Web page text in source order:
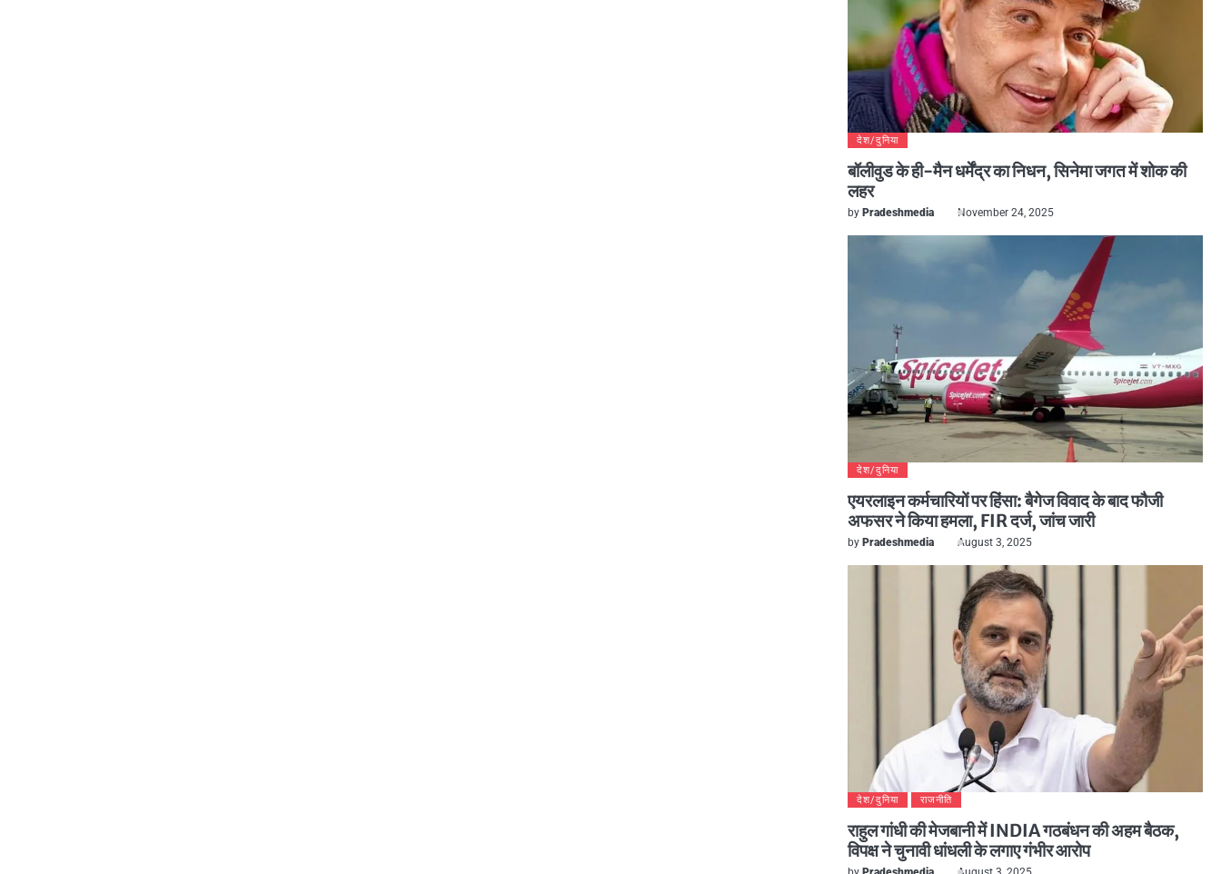
देश/दुनिया
बॉलीवुड के ही-मैन धर्मेंद्र का निधन, सिनेमा जगत में शोक की
लहर
by Pradeshmedia November 24, 2025
देश/दुनिया
एयरलाइन कर्मचारियों पर हिंसा: बैगेज विवाद के बाद फौजी
अफसर ने किया हमला, FIR दर्ज, जांच जारी
by Pradeshmedia August 3, 2025
देश/दुनिया राजनीति
राहुल गांधी की मेजबानी में INDIA गठबंधन की अहम बैठक,
विपक्ष ने चुनावी धांधली के लगाए गंभीर आरोप